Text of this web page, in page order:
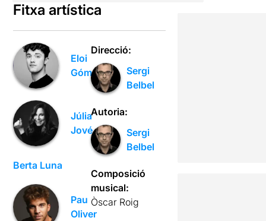
Fitxa artística
Eloi
Gómez
Júlia
Jové
Berta Luna
Pau
Oliver
Direcció:
Sergi
Belbel
Autoria:
Sergi
Belbel
Composició
musical:
Òscar Roig